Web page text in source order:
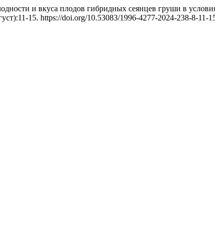
и вкуса плодов гибридных сеянцев груши в
15. https://doi.org/10.53083/1996-4277-2024-238-8-11-